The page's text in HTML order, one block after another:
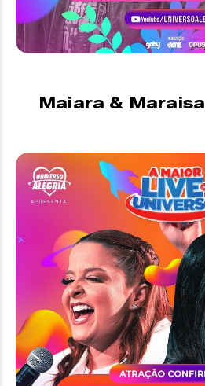
Maiara & Maraisa